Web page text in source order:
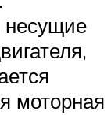
несущие
моторная